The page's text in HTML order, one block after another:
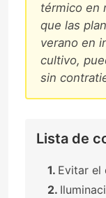
térmico en
que las
verano en
cultivo,
sin
Lista de
Evitar el